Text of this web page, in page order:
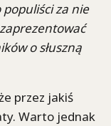
za nie
o słuszną
przez jakiś
Warto jednak